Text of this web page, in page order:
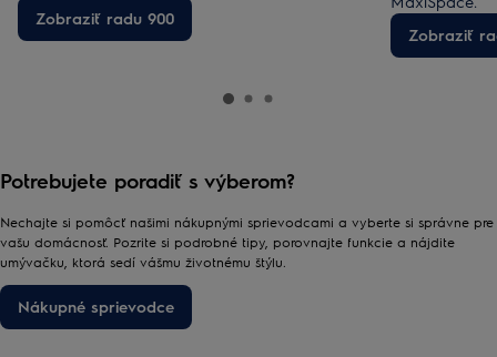
Zobraziť radu 900
Zobraziť
Potrebujete poradiť s výberom?
Nechajte si pomôcť našimi nákupnými sprievodcami a vyberte si správne pre
vašu domácnosť. Pozrite si podrobné tipy, porovnajte funkcie a nájdite
umývačku, ktorá sedí vášmu životnému štýlu.
Nákupné sprievodce